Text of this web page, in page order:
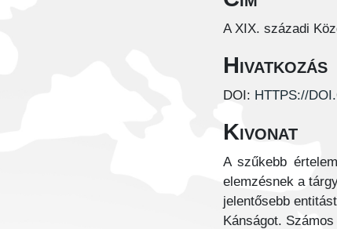
A XIX. századi
Hivatkozás
DOI: HTTPS://
Kivonat
A szűkebb
elemzésnek a
jelentősebb
Kánságot.